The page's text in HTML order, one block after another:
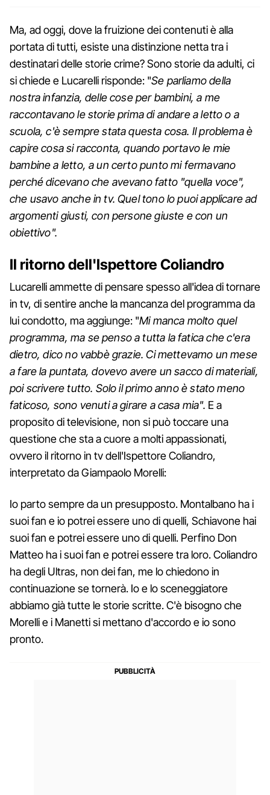
Ma, ad oggi, dove la fruizione dei contenuti è alla
portata di tutti, esiste una distinzione netta tra i
destinatari delle storie crime? Sono storie da adulti, ci
si chiede e Lucarelli risponde: "Se parliamo della
nostra infanzia, delle cose per bambini, a me
raccontavano le storie prima di andare a letto o a
scuola, c'è sempre stata questa cosa. Il problema è
capire cosa si racconta, quando portavo le mie
bambine a letto, a un certo punto mi fermavano
perché dicevano che avevano fatto "quella voce",
che usavo anche in tv. Quel tono lo puoi applicare ad
argomenti giusti, con persone giuste e con un
obiettivo".
Il ritorno dell'Ispettore Coliandro
Lucarelli ammette di pensare spesso all'idea di tornare
in tv, di sentire anche la mancanza del programma da
lui condotto, ma aggiunge: "Mi manca molto quel
programma, ma se penso a tutta la fatica che c'era
dietro, dico no vabbè grazie. Ci mettevamo un mese
a fare la puntata, dovevo avere un sacco di materiali,
poi scrivere tutto. Solo il primo anno è stato meno
faticoso, sono venuti a girare a casa mia". E a
proposito di televisione, non si può toccare una
questione che sta a cuore a molti appassionati,
ovvero il ritorno in tv dell'Ispettore Coliandro,
interpretato da Giampaolo Morelli:
Io parto sempre da un presupposto. Montalbano ha i
suoi fan e io potrei essere uno di quelli, Schiavone hai
suoi fan e potrei essere uno di quelli. Perfino Don
Matteo ha i suoi fan e potrei essere tra loro. Coliandro
ha degli Ultras, non dei fan, me lo chiedono in
continuazione se tornerà. Io e lo sceneggiatore
abbiamo già tutte le storie scritte. C'è bisogno che
Morelli e i Manetti si mettano d'accordo e io sono
pronto.